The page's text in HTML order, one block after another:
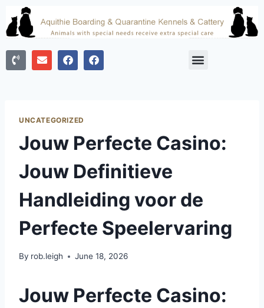
UNCATEGORIZED
Jouw Perfecte Casino:
Jouw Definitieve
Handleiding voor de
Perfecte Speelervaring
By rob.leigh June 18, 2026
Jouw Perfecte Casino: